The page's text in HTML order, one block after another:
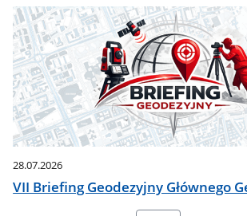
28.07.2026
VII Briefing Geodezyjny Głównego